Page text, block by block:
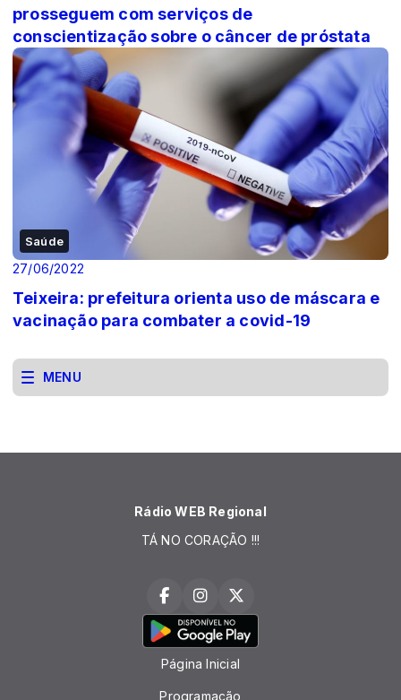
prosseguem com serviços de
conscientização sobre o câncer de próstata
Saúde
27/06/2022
Teixeira: prefeitura orienta uso de máscara e
vacinação para combater a covid-19
MENU
Rádio WEB Regional
TÁ NO CORAÇÃO !!!
Página Inicial
Programação